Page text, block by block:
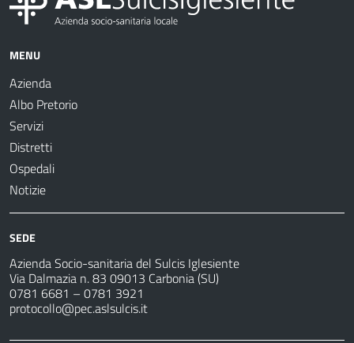
MENU
Azienda
Albo Pretorio
Servizi
Distretti
Ospedali
Notizie
SEDE
Azienda Socio-sanitaria del Sulcis Iglesiente
Via Dalmazia n. 83 09013 Carbonia (SU)
0781 6681 – 0781 3921
protocollo@pec.aslsulcis.it